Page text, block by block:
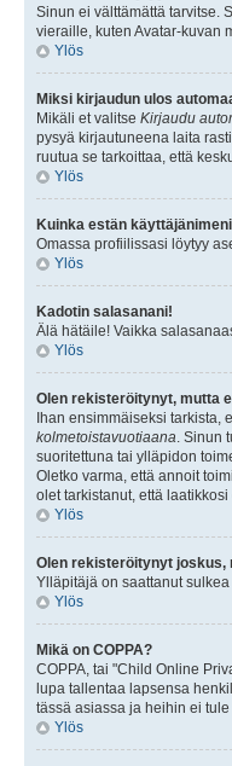
Sinun ei välttämättä tarvitse.
vieraille, kuten Avatar-kuvan
Ylös
Miksi kirjaudun ulos
Mikäli et valitse Kirjaudu
pysyä kirjautuneena laita
ruutua se tarkoittaa, että
Ylös
Kuinka estän
Omassa profiilissasi löytyy
Ylös
Kadotin salasanani!
Älä hätäile! Vaikka
Ylös
Olen rekisteröitynyt, mutta
Ihan ensimmäiseksi
kolmetoistavuotiaana. Sinun
suoritettuna tai ylläpidon
Oletko varma, että annoit
olet tarkistanut, että
Ylös
Olen rekisteröitynyt joskus,
Ylläpitäjä on saattanut
Ylös
Mikä on COPPA?
COPPA, tai "Child Online
lupa tallentaa lapsensa
tässä asiassa ja heihin ei
Ylös